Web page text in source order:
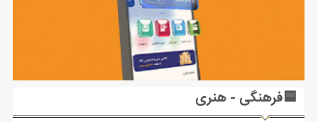
🟦فرهنگی - هنری